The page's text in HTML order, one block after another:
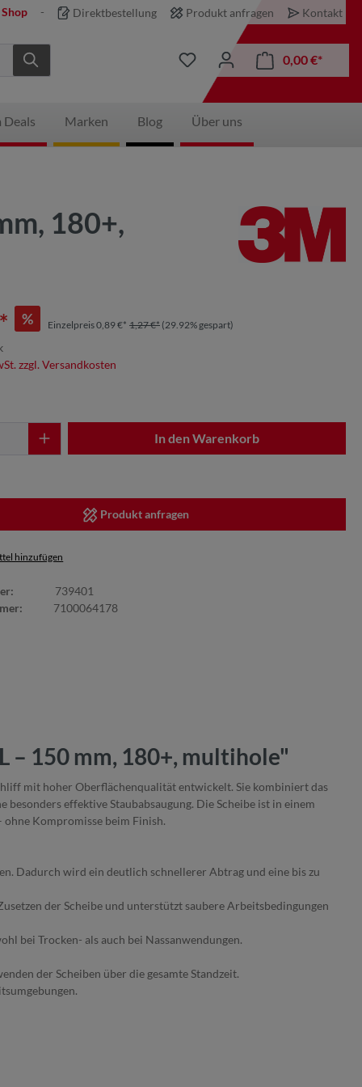
Direktbestellung Produkt anfragen Kontakt
0,00 €*
Deals Marken Blog Über uns
180+,
% Einzelpreis 0,89 €* 1,27 €* (29.92% gespart)
zzgl. Versandkosten
In den Warenkorb
Produkt anfragen
hinzufügen
739401
7100064178
150 mm, 180+, multihole"
mit hoher Oberflächenqualität entwickelt. Sie kombiniert das
effektive Staubabsaugung. Die Scheibe ist in einem
Kompromisse beim Finish.
Dadurch wird ein deutlich schnellerer Abtrag und eine bis zu
der Scheibe und unterstützt saubere Arbeitsbedingungen
bei Trocken- als auch bei Nassanwendungen.
der Scheiben über die gesamte Standzeit.